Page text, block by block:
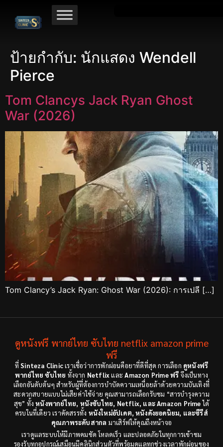
ป้ายกำกับ: นักแสดง Wendell
Pierce
Tom Clancys Jack Ryan Ghost
War (2026)
Tom Clancy’s Jack Ryan: Ghost War (2026): การเปลี […]
ดูหนังฟรี พากย์ไทย ซับไทย netflix amazon prime
ฟรี
ที่Sinteza Clinicเราเชื่อว่าการพักผ่อนคือยาที่ดีที่สุด การเลือก ดูหนังฟรี
พากย์ไทย ซับไทย ทั้งจาก NetflixและAmazon Prime ฟรี จึงเป็นทาง
เลือกอันดับต้นๆ สำหรับผู้ที่ต้องการบำบัดความเหนื่อยล้าด้วยความบันเทิงที่
สะดวกสบายแบบไม่เสียค่าใช้จ่าย คุณสามารถเลือกรับชม “สารบำรุงความ
สุข” ทั้งหนังพากย์ไทย, หนังซับไทย, Netflix, และ Amazon Primeได้
ครบในที่เดียว เราคัดสรรทั้ง หนังใหม่อัปเดต, หนังดังยอดนิยม, และซีรีส์
คุณภาพระดับสากล มาเสิร์ฟให้คุณถึงหน้าจอ
เราดูแลระบบให้มีภาพคมชัด โหลดเร็ว และปลอดภัยในทุกการเข้าชม
รองรับทุกอุปกรณ์เสมือนมีคลินิกส่วนตัวที่พร้อมดูแลทุกช่วงเวลาพักผ่อนของ